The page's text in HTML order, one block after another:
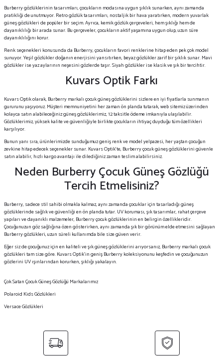
Burberry gözlüklerinin tasarımları, çocukların modasına uygun şıklık sunarken, aynı zamanda
pratikliği de unutmuyor. Retro gözlük tasarımları, nostaljik bir hava yaratırken, modern yuvarlak
güneş gözlükleri de popüler bir seçim. Ayrıca, kemik gözlük çerçeveleri, hem şıklığı hem de
dayanıklılığı bir arada sunar. Bu çerçeveler, çocukların aktif yaşamına uygun olup, uzun süre
dayanıklılığını korur.
Renk seçenekleri konusunda da Burberry, çocukların favori renklerine hitap eden pek çok model
sunuyor. Yeşil gözlükler doğanın enerjisini yansıtırken, beyaz gözlükler zarif bir şıklık sunar. Mavi
gözlükler ise yaz aylarının neşesini gözlerde taşır. Siyah gözlükler ise klasik ve şık bir tercihtir.
Kuvars Optik Farkı
Kuvars Optik olarak, Burberry markalı çocuk güneş gözlüklerini sizlere en iyi fiyatlarla sunmanın
gururunu yaşıyoruz. Müşteri memnuniyetini her zaman ön planda tutarak, web sitemiz üzerinden
kolayca satın alabileceğiniz güneş gözlüklerimiz, 12 taksitle ödeme imkanıyla ulaşılabilir.
Gözlüklerimiz, yüksek kalite ve güvenliğiyle birlikte çocukların ihtiyaç duyduğu tüm özellikleri
karşılıyor.
Bunun yanı sıra, ürünlerimizde sunduğumuz geniş renk ve model yelpazesi, her yaştan çocuğun
zevkine hitap edecek seçenekler sunar. Kuvars Optik’te, Burberry çocuk güneş gözlüklerini güvenle
satın alabilir, hızlı kargo avantajı ile dilediğiniz zaman teslim alabilirsiniz.
Neden Burberry Çocuk Güneş Gözlüğü
Tercih Etmelisiniz?
Burberry, sadece stil sahibi olmakla kalmaz, aynı zamanda çocuklar için tasarladığı güneş
gözlüklerinde sağlık ve güvenliği en ön planda tutar. UV koruması, şık tasarımlar, rahat çerçeve
yapıları ve dayanıklı malzemeler, Burberry çocuk gözlüklerinin en belirgin özellikleridir.
Çocuğunuzun göz sağlığına özen gösterirken, aynı zamanda şık bir görünüm elde etmesini sağlayan
Burberry gözlükleri, uzun süreli kullanımda bile size güven verir.
Eğer siz de çocuğunuz için en kaliteli ve şık güneş gözlüklerini arıyorsanız, Burberry markalı çocuk
gözlükleri tam size göre. Kuvars Optik’in geniş Burberry koleksiyonunu keşfedin ve çocuğunuzun
gözlerini UV ışınlarından korurken, şıklığı yakalayın.
Çok Satan Çocuk Güneş Gözlüğü Markalarımız
Polaroid Kids Gözlükleri
Versace Gözlükleri